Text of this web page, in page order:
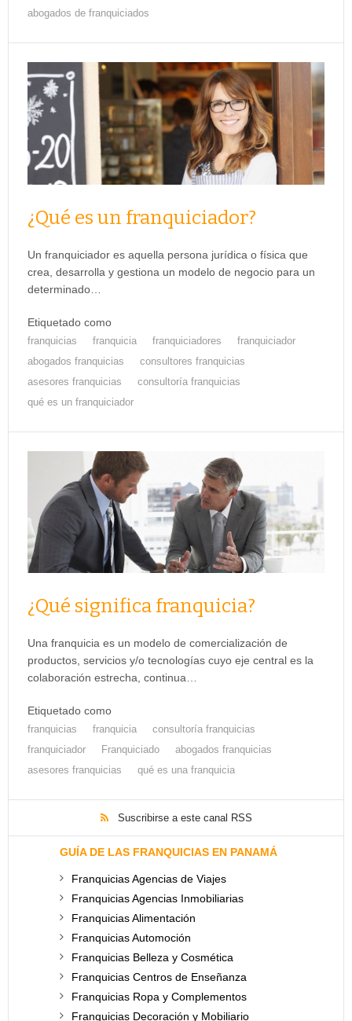
abogados de franquiciados
¿Qué es un franquiciador?
Un franquiciador es aquella persona jurídica o física que
crea, desarrolla y gestiona un modelo de negocio para un
determinado…
Etiquetado como
franquicias franquicia franquiciadores
franquiciador
abogados franquicias
consultores franquicias
asesores franquicias
consultoría franquicias
qué es un franquiciador
¿Qué significa franquicia?
Una franquicia es un modelo de comercialización de
productos, servicios y/o tecnologías cuyo eje central es la
colaboración estrecha, continua…
Etiquetado como
franquicias franquicia
consultoría franquicias
franquiciador
Franquiciado
abogados franquicias
asesores franquicias
qué es una franquicia
Suscribirse a este canal RSS
GUÍA DE LAS FRANQUICIAS EN PANAMÁ
Franquicias Agencias de Viajes
Franquicias Agencias Inmobiliarias
Franquicias Alimentación
Franquicias Automoción
Franquicias Belleza y Cosmética
Franquicias Centros de Enseñanza
Franquicias Ropa y Complementos
Franquicias Decoración y Mobiliario